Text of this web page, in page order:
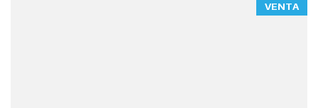
VENTA